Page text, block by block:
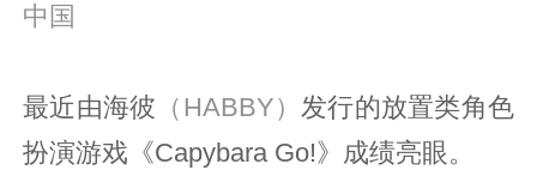
中国
最近由海彼 （HABBY）发行的放置类角色
扮演游戏《Capybara Go!》成绩亮眼。